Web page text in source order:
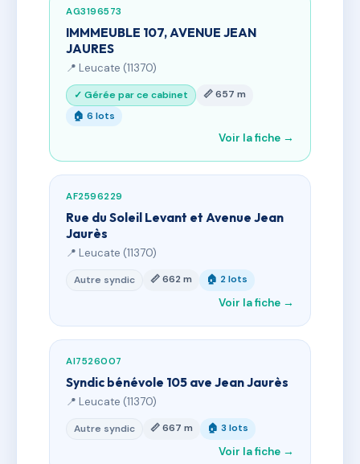
AG3196573
IMMMEUBLE 107, AVENUE JEAN
JAURES
📍 Leucate (11370)
✓ Gérée par ce cabinet
📏 657 m
🏠 6 lots
Voir la fiche →
AF2596229
Rue du Soleil Levant et Avenue Jean
Jaurès
📍 Leucate (11370)
Autre syndic 📏 662 m 🏠 2 lots
Voir la fiche →
AI7526007
Syndic bénévole 105 ave Jean Jaurès
📍 Leucate (11370)
Autre syndic 📏 667 m 🏠 3 lots
Voir la fiche →